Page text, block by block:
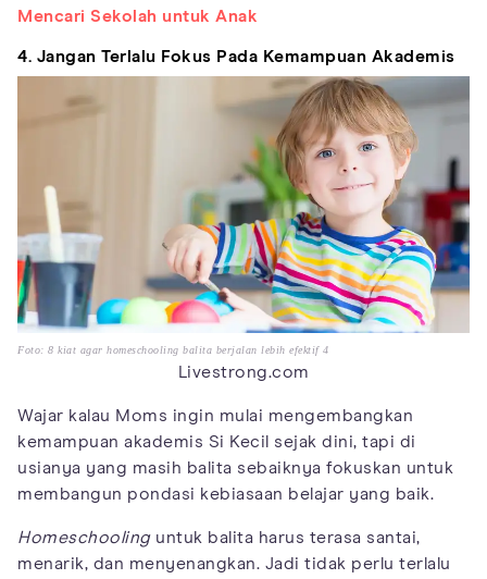
Mencari Sekolah untuk Anak
4. Jangan Terlalu Fokus Pada Kemampuan Akademis
Foto: 8 kiat agar homeschooling balita berjalan lebih efektif 4
Livestrong.com
Wajar kalau Moms ingin mulai mengembangkan
kemampuan akademis Si Kecil sejak dini, tapi di
usianya yang masih balita sebaiknya fokuskan untuk
membangun pondasi kebiasaan belajar yang baik.
Homeschoolinguntuk balita harus terasa santai,
menarik, dan menyenangkan. Jadi tidak perlu terlalu